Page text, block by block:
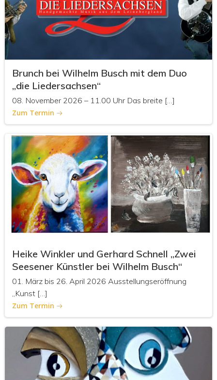
Brunch bei Wilhelm Busch mit dem Duo
„die Liedersachsen“
08. November 2026 – 11.00 Uhr Das breite […]
Zum Termin
Heike Winkler und Gerhard Schnell „Zwei
Seesener Künstler bei Wilhelm Busch“
01. März bis 26. April 2026 Ausstellungseröffnung
„Kunst […]
Zum Termin